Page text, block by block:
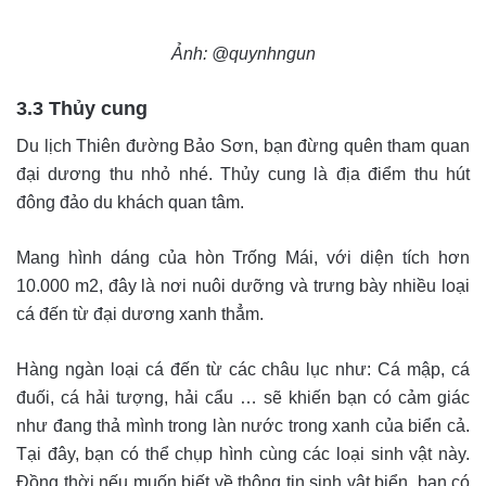
Ảnh: @quynhngun
3.3 Thủy cung
Du lịch Thiên đường Bảo Sơn, bạn đừng quên tham quan
đại dương thu nhỏ nhé. Thủy cung là địa điểm thu hút
đông đảo du khách quan tâm.
Mang hình dáng của hòn Trống Mái, với diện tích hơn
10.000 m2, đây là nơi nuôi dưỡng và trưng bày nhiều loại
cá đến từ đại dương xanh thẳm.
Hàng ngàn loại cá đến từ các châu lục như: Cá mập, cá
đuối, cá hải tượng, hải cẩu … sẽ khiến bạn có cảm giác
như đang thả mình trong làn nước trong xanh của biển cả.
Tại đây, bạn có thể chụp hình cùng các loại sinh vật này.
Đồng thời nếu muốn biết về thông tin sinh vật biển, bạn có